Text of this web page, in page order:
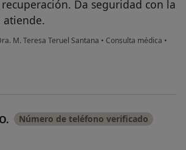
Da seguridad con la
atiende.
M. Teresa Teruel Santana • Consulta médica •
Número de teléfono verificado